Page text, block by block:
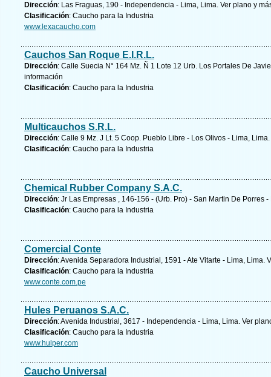
Dirección: Las Fraguas, 190 - Independencia - Lima, Lima. Ver plano y
Clasificación: Caucho para la Industria
www.lexacaucho.com
Cauchos San Roque E.I.R.L.
Dirección: Calle Suecia N° 164 Mz. Ñ 1 Lote 12 Urb. Los Portales De
información
Clasificación: Caucho para la Industria
Multicauchos S.R.L.
Dirección: Calle 9 Mz. J Lt. 5 Coop. Pueblo Libre - Los Olivos - Lima, Lima.
Clasificación: Caucho para la Industria
Chemical Rubber Company S.A.C.
Dirección: Jr Las Empresas , 146-156 - (Urb. Pro) - San Martin De Porres
Clasificación: Caucho para la Industria
Comercial Conte
Dirección: Avenida Separadora Industrial, 1591 - Ate Vitarte - Lima, Lima.
Clasificación: Caucho para la Industria
www.conte.com.pe
Hules Peruanos S.A.C.
Dirección: Avenida Industrial, 3617 - Independencia - Lima, Lima. Ver
Clasificación: Caucho para la Industria
www.hulper.com
Caucho Universal